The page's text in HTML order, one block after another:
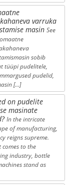
varruka
masin See
sobib
tüüpi pudelitele,
pudelid,
[…]
on pudelite
masinate
In the intricate
of manufacturing,
reigns supreme.
comes to the
industry, bottle
stand as